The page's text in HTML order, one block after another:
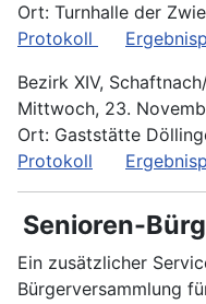
Ort: Turnhalle der
Protokoll
Bezirk XIV,
Mittwoch, 23.
Ort: Gaststätte
Protokoll
Senioren-
Ein zusätzlicher
Bürgerversammlung